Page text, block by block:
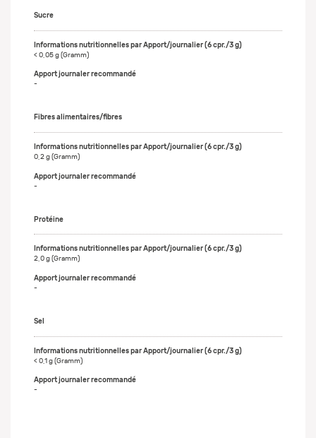
Sucre
< 0,05 g (Gramm)
-
Fibres alimentaires/fibres
0,2 g (Gramm)
-
Protéine
2,0 g (Gramm)
-
Sel
< 0,1 g (Gramm)
-